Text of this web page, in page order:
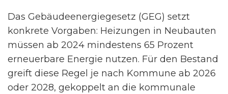
Das Gebäudeenergiegesetz (GEG) setzt
konkrete Vorgaben: Heizungen in Neubauten
müssen ab 2024 mindestens 65 Prozent
erneuerbare Energie nutzen. Für den Bestand
greift diese Regel je nach Kommune ab 2026
oder 2028, gekoppelt an die kommunale